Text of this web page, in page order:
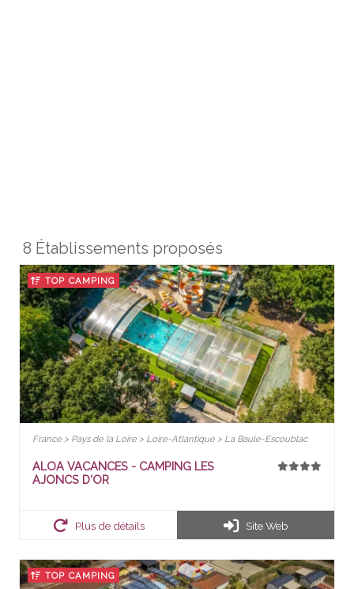
8 Établissements proposés
TOP CAMPING
France > Pays de la Loire > Loire-Atlantique > La Baule-Escoublac
ALOA VACANCES - CAMPING LES
AJONCS D'OR
Plus de détails Site Web
TOP CAMPING